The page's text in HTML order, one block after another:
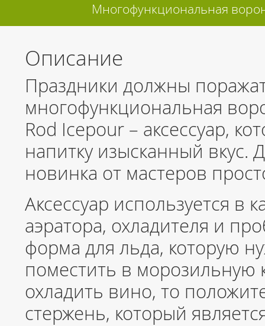
Многофункциональная
Описание
Праздники должны
многофункциональная
Rod Icepour – аксессуар,
напитку изысканный вкус.
новинка от мастеров
Аксессуар используется в
аэратора, охладителя и
форма для льда, которую
поместить в морозильную
охладить вино, то
стержень, который